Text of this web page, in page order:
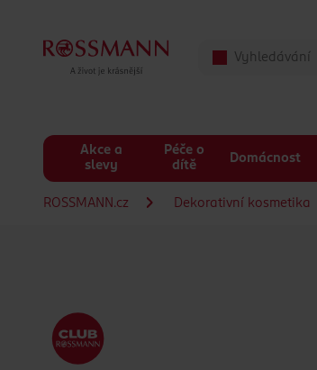
Akce a
slevy
Péče o
dítě
Domácnost
ROSSMANN.cz Dekorativní kosmetika